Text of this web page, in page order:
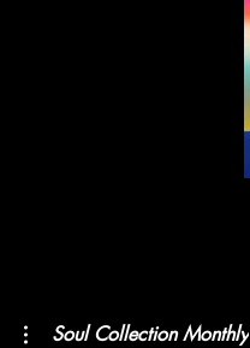
Soul Collection Monthly